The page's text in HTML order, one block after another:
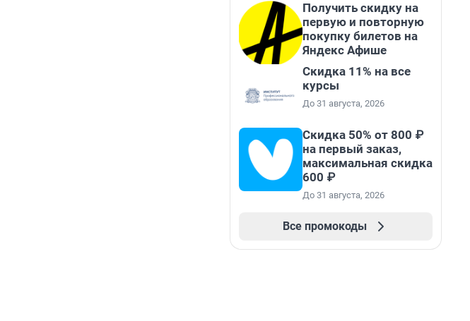
Получить скидку на
первую и повторную
покупку билетов на
Яндекс Афише
Скидка 11% на все
курсы
До 31 августа, 2026
Скидка 50% от 800 ₽
на первый заказ,
максимальная скидка
600 ₽
До 31 августа, 2026
Все промокоды